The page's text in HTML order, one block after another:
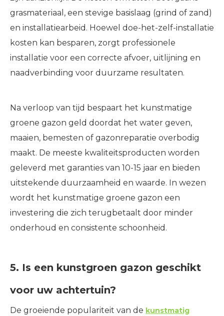
grasmateriaal, een stevige basislaag (grind of zand)
en installatiearbeid. Hoewel doe-het-zelf-installatie
kosten kan besparen, zorgt professionele
installatie voor een correcte afvoer, uitlijning en
naadverbinding voor duurzame resultaten.
Na verloop van tijd bespaart het kunstmatige
groene gazon geld doordat het water geven,
maaien, bemesten of gazonreparatie overbodig
maakt. De meeste kwaliteitsproducten worden
geleverd met garanties van 10-15 jaar en bieden
uitstekende duurzaamheid en waarde. In wezen
wordt het kunstmatige groene gazon een
investering die zich terugbetaalt door minder
onderhoud en consistente schoonheid.
5. Is een kunstgroen gazon geschikt
voor uw achtertuin?
De groeiende populariteit van de kunstmatig